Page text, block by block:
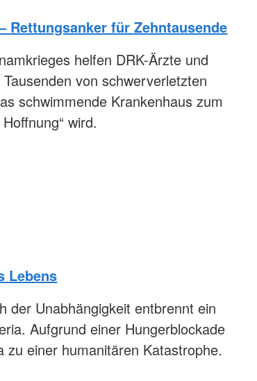
Rettungsanker für Zehntausende
helfen DRK-Ärzte und
von schwerverletzten
schwimmende Krankenhaus zum
wird.
Lebens
der Unabhängigkeit entbrennt ein
Aufgrund einer Hungerblockade
zu einer humanitären Katastrophe.